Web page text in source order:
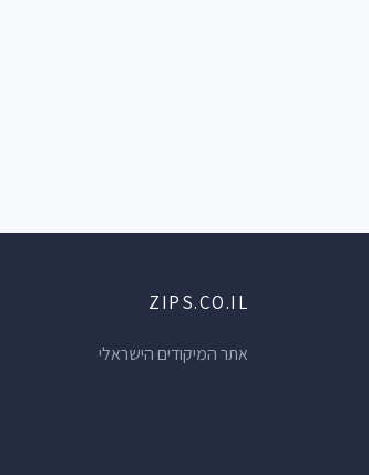
ZIPS.CO.IL
אתר המיקודים הישראלי